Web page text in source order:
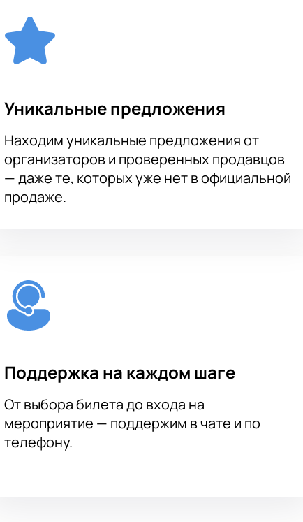
Уникальные предложения
Находим уникальные предложения от
организаторов и проверенных продавцов
— даже те, которых уже нет в официальной
продаже.
Поддержка на каждом шаге
От выбора билета до входа на
мероприятие — поддержим в чате и по
телефону.